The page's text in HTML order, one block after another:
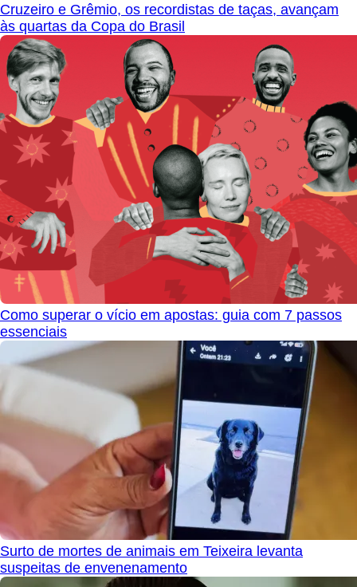
Cruzeiro e Grêmio, os recordistas de taças, avançam
às quartas da Copa do Brasil
Como superar o vício em apostas: guia com 7 passos
essenciais
Surto de mortes de animais em Teixeira levanta
suspeitas de envenenamento